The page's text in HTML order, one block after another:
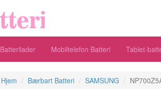
Batterilader Mobiltelefon Batteri Tablet-
Hjem Bærbart Batteri SAMSUNG